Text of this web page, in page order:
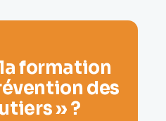
formation
des
» ?